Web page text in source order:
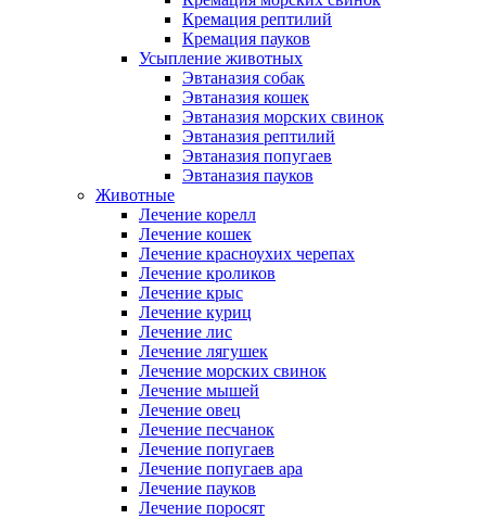
Кремация рептилий
Кремация пауков
Усыпление животных
Эвтаназия собак
Эвтаназия кошек
Эвтаназия морских свинок
Эвтаназия рептилий
Эвтаназия попугаев
Эвтаназия пауков
Животные
Лечение корелл
Лечение кошек
Лечение красноухих черепах
Лечение кроликов
Лечение крыс
Лечение куриц
Лечение лис
Лечение лягушек
Лечение морских свинок
Лечение мышей
Лечение овец
Лечение песчанок
Лечение попугаев
Лечение попугаев ара
Лечение пауков
Лечение поросят